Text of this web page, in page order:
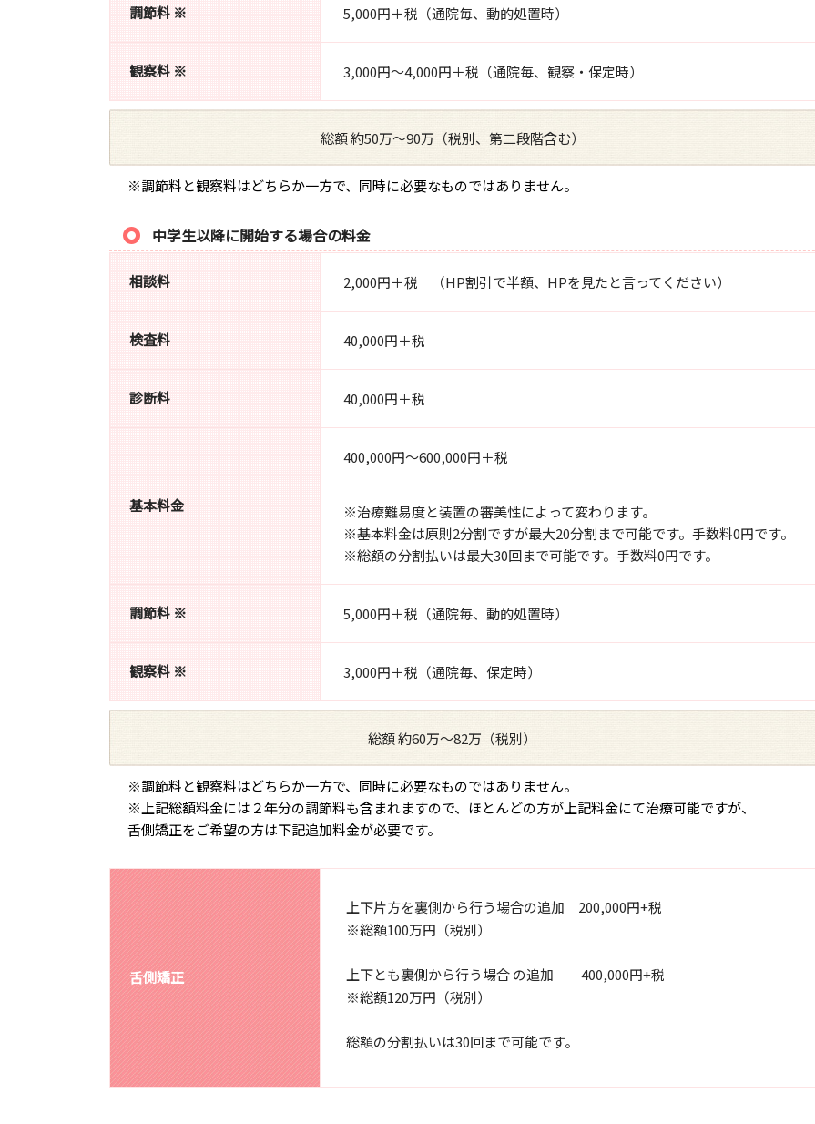
調節料 ※ 5,000円＋税（通院毎、動的処置時）
観察料 ※ 3,000円～4,000円＋税（通院毎、観察・保定時）
総額 約50万～90万（税別、第二段階含む）
※調節料と観察料はどちらか一方で、同時に必要なものではありません。
中学生以降に開始する場合の料金
相談料 2,000円＋税 （HP割引で半額、HPを見たと言ってください）
検査料 40,000円＋税
診断料 40,000円＋税
基本料金
400,000円～600,000円＋税
※治療難易度と装置の審美性によって変わります。
※基本料金は原則2分割ですが最大20分割まで可能です。手数料0円です。
※総額の分割払いは最大30回まで可能です。手数料0円です。
調節料 ※ 5,000円＋税（通院毎、動的処置時）
観察料 ※ 3,000円＋税（通院毎、保定時）
総額 約60万～82万（税別）
※調節料と観察料はどちらか一方で、同時に必要なものではありません。
※上記総額料金には２年分の調節料も含まれますので、ほとんどの方が上記料金にて治療可能ですが、
舌側矯正をご希望の方は下記追加料金が必要です。
舌側矯正
上下片方を裏側から行う場合の追加 200,000円+税
※総額100万円（税別）
上下とも裏側から行う場合 の追加 400,000円+税
※総額120万円（税別）
総額の分割払いは30回まで可能です。